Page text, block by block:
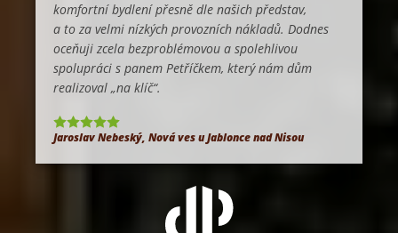
komfortní bydlení přesně dle našich představ,
a to za velmi nízkých provozních nákladů. Dodnes
oceňuji zcela bezproblémovou a spolehlivou
spolupráci s panem Petříčkem, který nám dům
realizoval „na klíč“.
Jaroslav Nebeský, Nová ves u Jablonce nad Nisou